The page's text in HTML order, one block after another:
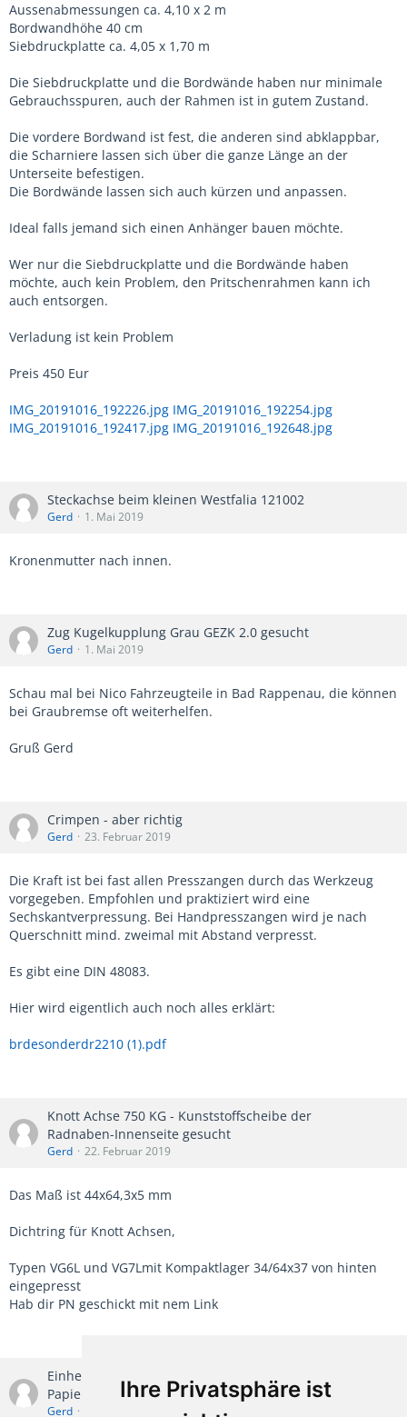
Ihre Privatsphäre ist
Aussenabmessungen ca. 4,10 x 2 m
Bordwandhöhe 40 cm
Siebdruckplatte ca. 4,05 x 1,70 m
Die Siebdruckplatte und die Bordwände haben nur minimale
Gebrauchsspuren, auch der Rahmen ist in gutem Zustand.
Die vordere Bordwand ist fest, die anderen sind abklappbar,
die Scharniere lassen sich über die ganze Länge an der
Unterseite befestigen.
Die Bordwände lassen sich auch kürzen und anpassen.
Ideal falls jemand sich einen Anhänger bauen möchte.
Wer nur die Siebdruckplatte und die Bordwände haben
möchte, auch kein Problem, den Pritschenrahmen kann ich
auch entsorgen.
Verladung ist kein Problem
Preis 450 Eur
IMG_20191016_192226.jpg IMG_20191016_192254.jpg
IMG_20191016_192417.jpg IMG_20191016_192648.jpg
Steckachse beim kleinen Westfalia 121002
Gerd 1. Mai 2019
Kronenmutter nach innen.
Zug Kugelkupplung Grau GEZK 2.0 gesucht
Gerd 1. Mai 2019
Schau mal bei Nico Fahrzeugteile in Bad Rappenau, die können
bei Graubremse oft weiterhelfen.
Gruß Gerd
Crimpen - aber richtig
Gerd 23. Februar 2019
Die Kraft ist bei fast allen Presszangen durch das Werkzeug
vorgegeben. Empfohlen und praktiziert wird eine
Sechskantverpressung. Bei Handpresszangen wird je nach
Querschnitt mind. zweimal mit Abstand verpresst.
Es gibt eine DIN 48083.
Hier wird eigentlich auch noch alles erklärt:
brdesonderdr2210 (1).pdf
Knott Achse 750 KG - Kunststoffscheibe der
Radnaben-Innenseite gesucht
Gerd 22. Februar 2019
Das Maß ist 44x64,3x5 mm
Dichtring für Knott Achsen,
Typen VG6L und VG7Lmit Kompaktlager 34/64x37 von hinten
eingepresst
Hab dir PN geschickt mit nem Link
Einhell PKW Anhänger TYP 400 Datenblatt, Kopie der
Papiere
Gerd